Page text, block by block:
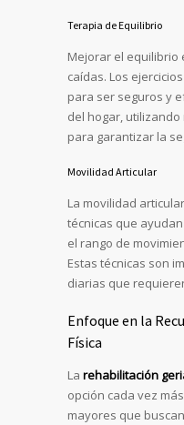
Terapia de Equilibrio
Mejorar el equilibrio
caídas. Los
para ser seguros y
del hogar,
para garantizar la
Movilidad Articular
La movilidad
técnicas que
el rango de
Estas técnicas son
diarias que
Enfoque en la
Física
La rehabilitación
opción cada vez
mayores que